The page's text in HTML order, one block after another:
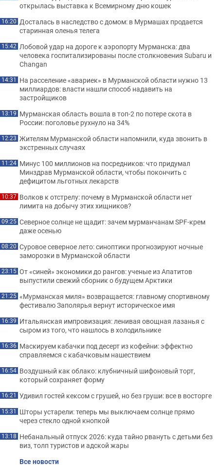
открылась выставка к Всемирному дню кошек
16:20 Досталась в наследство с домом: в Мурмашах продается
старинная оленья телега
15:42 Лобовой удар на дороге к аэропорту Мурманска: два
человека госпитализированы после столкновения Subaru и
Changan
14:31 На расселение «авариек» в Мурманской области нужно 13
миллиардов: власти нашли способ надавить на
застройщиков
13:19 Мурманская область вошла в топ-2 по потере скота в
России: поголовье рухнуло на 34%
12:23 Жителям Мурманской области напомнили, куда звонить в
экстренных случаях
11:24 Минус 100 миллионов на посредников: что придумал
Минздрав Мурманской области, чтобы покончить с
дефицитом льготных лекарств
10:37 Волков к отстрелу: почему в Мурманской области нет
лимита на добычу этих хищников?
09:25 Северное солнце не щадит: зачем мурманчанам SPF-крем
даже осенью
08:20 Суровое северное лето: синоптики прогнозируют ночные
заморозки в Мурманской области
23:15 От «синей» экономики до рангов: ученые из Апатитов
выпустили свежий сборник о будущем Арктики
21:25 «Мурманская миля» возвращается: главному спортивному
фестивалю Заполярья вернут историческое имя
16:39 Итальянская импровизация: ленивая овощная лазанья с
сыром из того, что нашлось в холодильнике
16:36 Маскируем кабачки под десерт из кофейни: эффектно
справляемся с кабачковым нашествием
16:54 Воздушный как облако: клубничный шифоновый торт,
который сохраняет форму
16:21 Удивил гостей кексом с грушей, но без груши: все в восторге
15:31 Шторы устарели: теперь мы выключаем солнце прямо
через стекло одной кнопкой
13:18 Небанальный отпуск 2026: куда тайно рвануть с детьми без
виз, толп туристов и адской жары
Все новости